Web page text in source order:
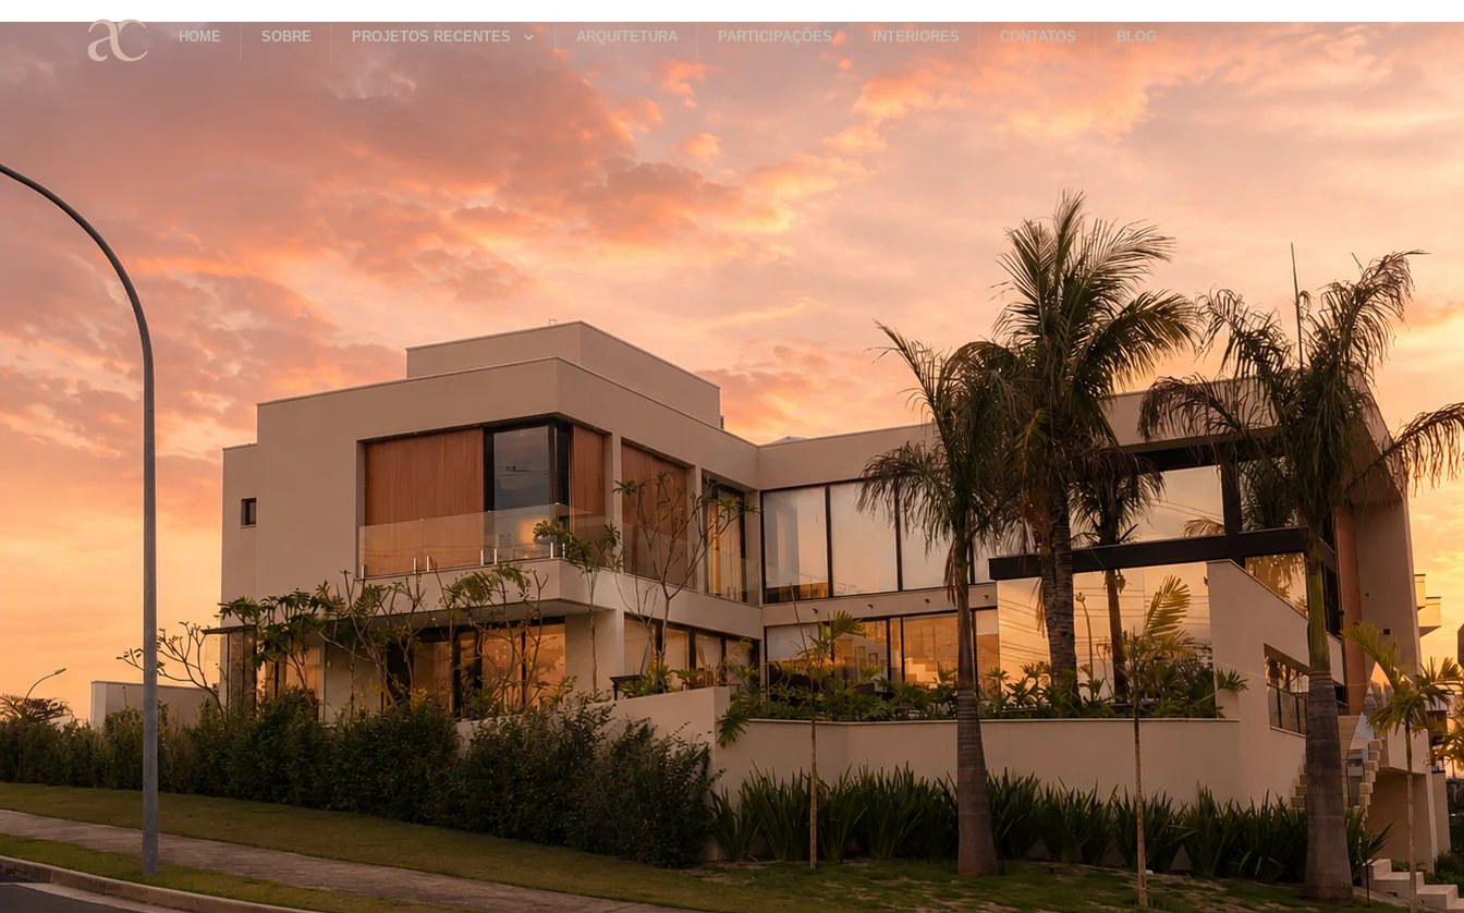
HOME SOBRE PROJETOS RECENTES ARQUITETURA PARTICIPAÇÕES INTERIORES CONTATOS BLOG